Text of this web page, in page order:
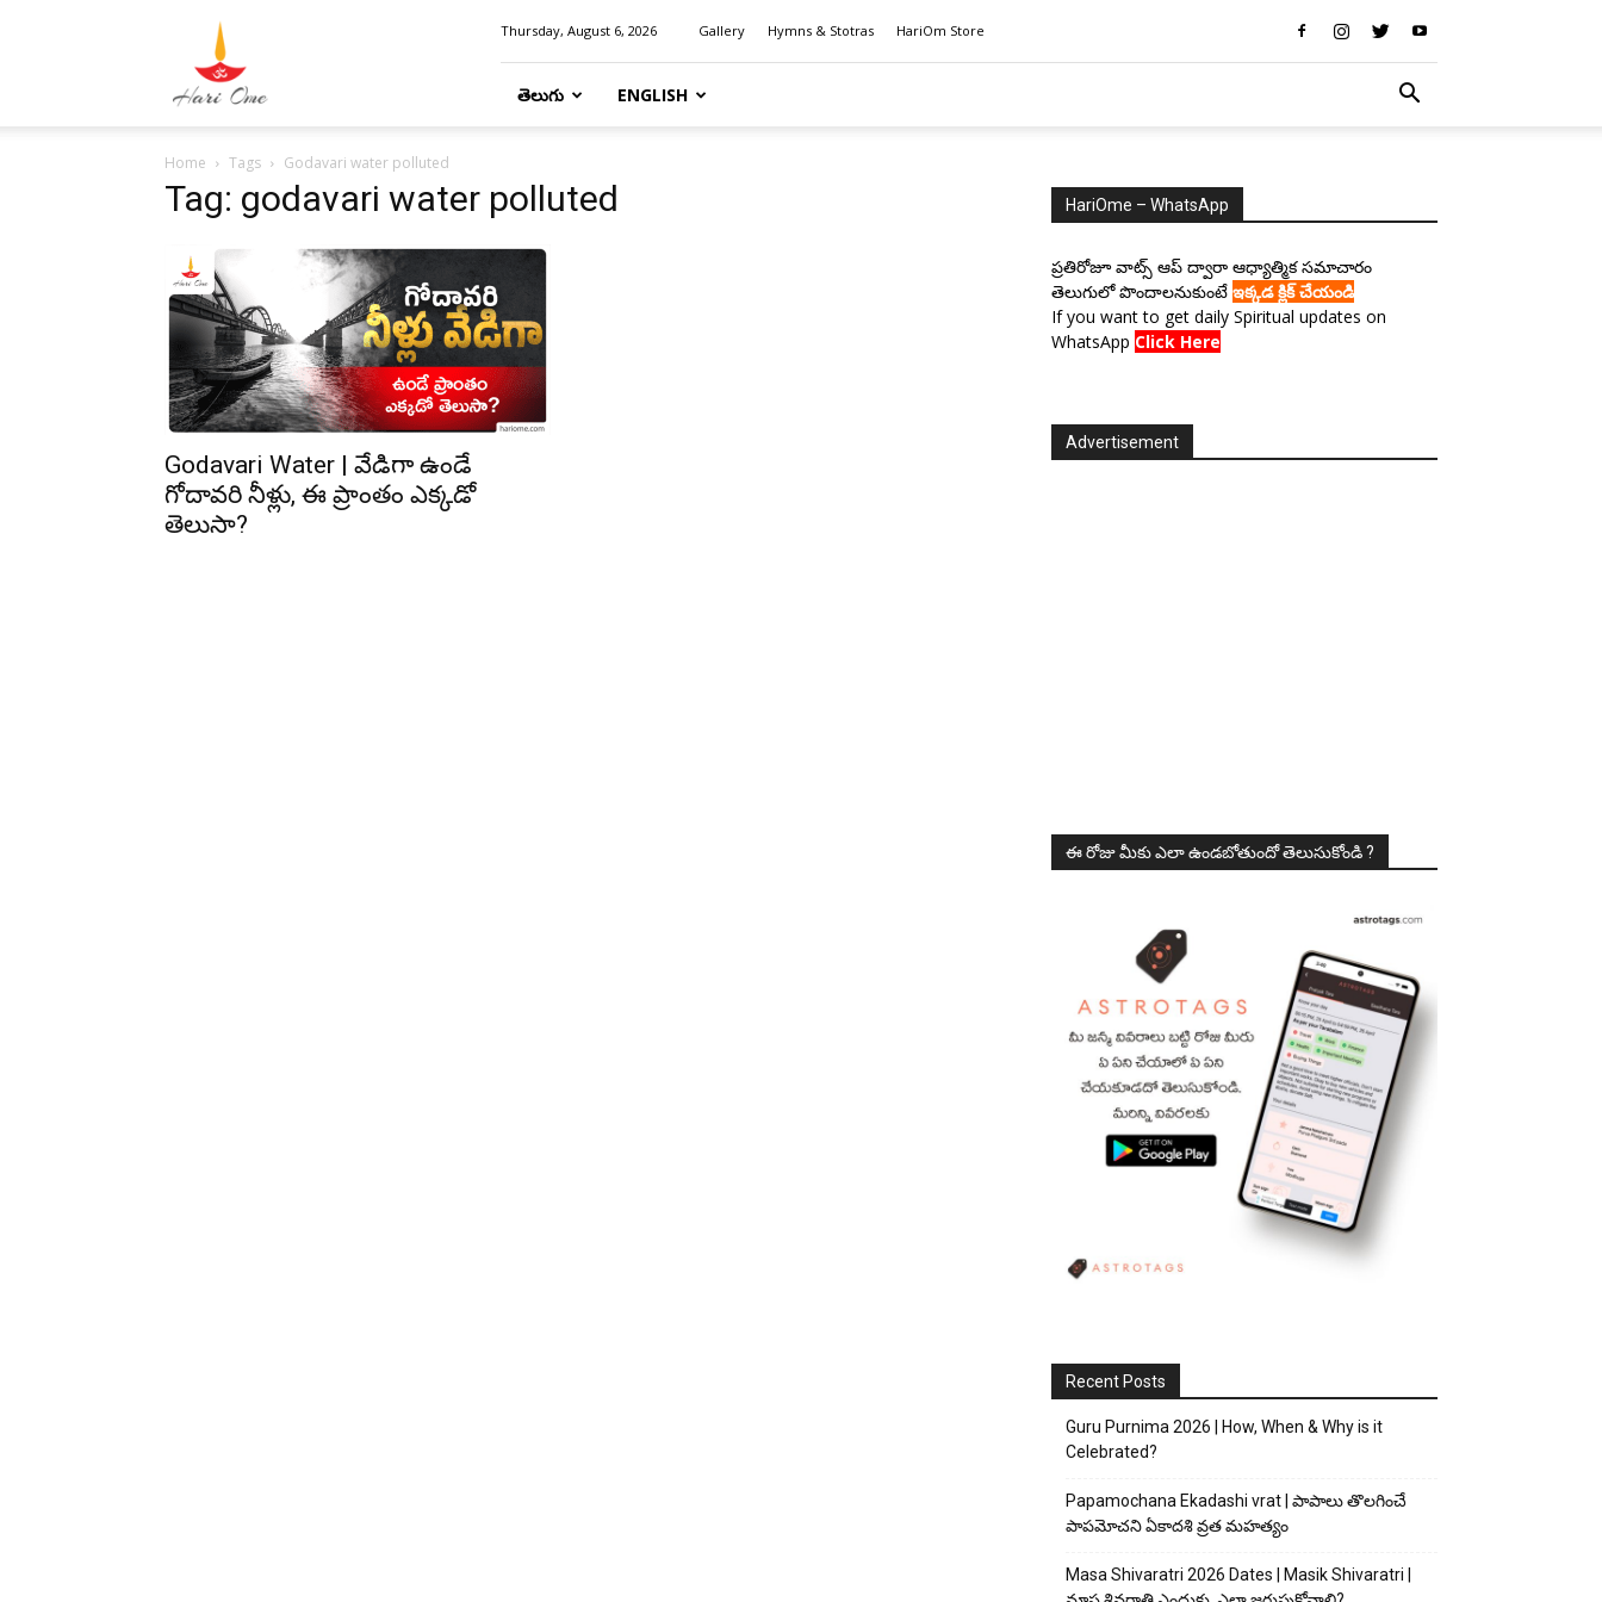
Thursday, August 6, 2026 Gallery Hymns & Stotras HariOm Store
తెలుగు ENGLISH
Home Tags Godavari water polluted
Tag: godavari water polluted
Godavari Water | వేడిగా ఉండే
గోదావరి నీళ్లు, ఈ ప్రాంతం ఎక్కడో
తెలుసా?
HariOme – WhatsApp
ప్రతిరోజూ వాట్స్ ఆప్ ద్వారా ఆధ్యాత్మిక సమాచారం
తెలుగులో పొందాలనుకుంటే ఇక్కడ క్లిక్ చేయండి
If you want to get daily Spiritual updates on
WhatsApp Click Here
Advertisement
ఈ రోజు మీకు ఎలా ఉండబోతుందో తెలుసుకోండి ?
Recent Posts
Guru Purnima 2026 | How, When & Why is it
Celebrated?
Papamochana Ekadashi vrat | పాపాలు తొలగించే
పాపమోచని ఏకాదశి వ్రత మహత్యం
Masa Shivaratri 2026 Dates | Masik Shivaratri |